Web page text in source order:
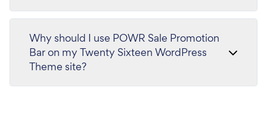
Why should I use POWR Sale Promotion
Bar on my Twenty Sixteen WordPress
Theme site?